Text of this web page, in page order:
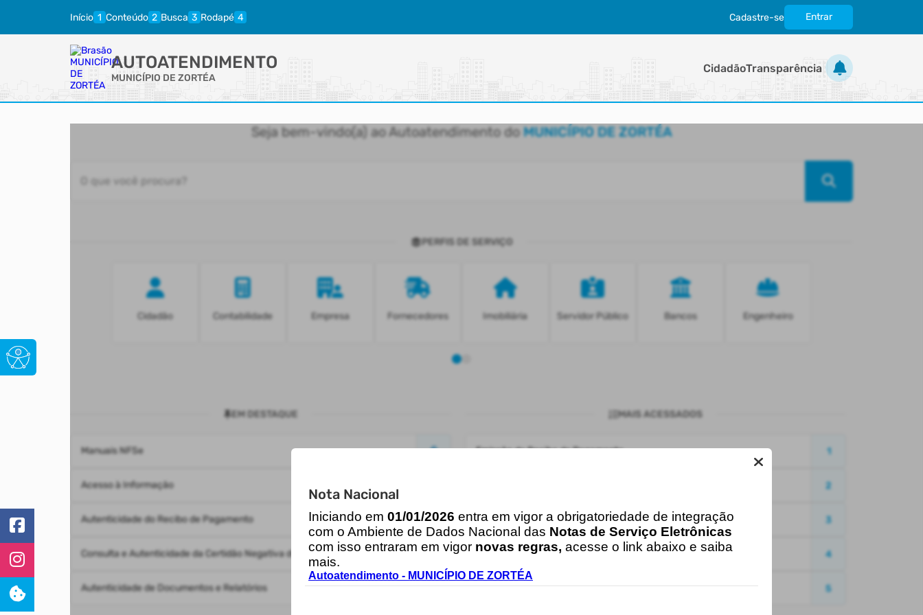
Início Conteúdo Busca Rodapé Cadastre-se Entrar
AUTOATENDIMENTO
MUNICÍPIO DE ZORTÉA
CidadãoTransparência
Nota Nacional
Iniciando em 01/01/2026 entra em vigor a obrigatoriedade de integração
com o Ambiente de Dados Nacional das Notas de Serviço Eletrônicas
com isso entraram em vigor novas regras, acesse o link abaixo e saiba
mais.
Autoatendimento - MUNICÍPIO DE ZORTÉA
Seja bem-vindo(a) ao Autoatendimento doMUNICÍPIO DE ZORTÉA
O que você procura?
PERFIS DE SERVIÇO
Cidadão Contabilidade Empresa Fornecedores Imobiliária Servidor Público Bancos Engenheiro
EM DESTAQUE
Manuais NFSe
Acesso à Informação
Autenticidade do Recibo de Pagamento
Consulta e Autenticidade da Certidão Negativa de Débitos - CND
Autenticidade de Documentos e Relatórios
MAIS ACESSADOS
Emissão do Recibo de Pagamento 1
2
Acesso ao Sistema Fiscal 3
Emissão da Certidão Negativa de Débitos - CND 4
Emissão de Guias IPTU 5